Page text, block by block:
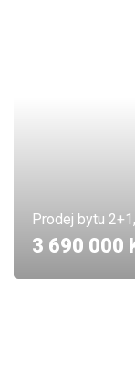
Prodej bytu
3 690 000